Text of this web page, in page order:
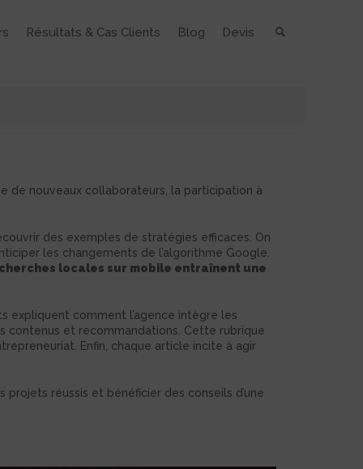
Résultats & Cas Clients Blog Devis
de nouveaux collaborateurs, la participation à
des exemples de stratégies efficaces. On
les changements de l’algorithme Google.
locales sur mobile entraînent une
expliquent comment l’agence intègre les
contenus et recommandations. Cette rubrique
Enfin, chaque article incite à agir
projets réussis et bénéficier des conseils d’une